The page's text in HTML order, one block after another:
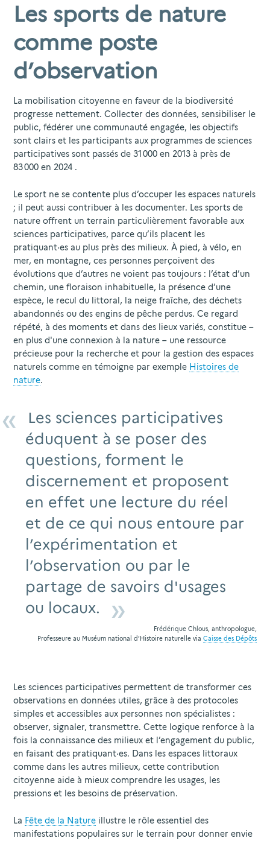
Les sports de nature
comme poste
d’observation
La mobilisation citoyenne en faveur de la biodiversité
progresse nettement. Collecter des données, sensibiliser le
public, fédérer une communauté engagée, les objectifs
sont clairs et les participants aux programmes de sciences
participatives sont passés de 31 000 en 2013 à près de
83 000 en 2024 .
Le sport ne se contente plus d’occuper les espaces naturels
; il peut aussi contribuer à les documenter. Les sports de
nature offrent un terrain particulièrement favorable aux
sciences participatives, parce qu’ils placent les
pratiquant·es au plus près des milieux. À pied, à vélo, en
mer, en montagne, ces personnes perçoivent des
évolutions que d’autres ne voient pas toujours : l’état d’un
chemin, une floraison inhabituelle, la présence d’une
espèce, le recul du littoral, la neige fraîche, des déchets
abandonnés ou des engins de pêche perdus. Ce regard
répété, à des moments et dans des lieux variés, constitue –
en plus d'une connexion à la nature – une ressource
précieuse pour la recherche et pour la gestion des espaces
naturels comme en témoigne par exemple Histoires de
nature.
Les sciences participatives
éduquent à se poser des
questions, forment le
discernement et proposent
en effet une lecture du réel
et de ce qui nous entoure par
l’expérimentation et
l’observation ou par le
partage de savoirs d'usages
ou locaux.
Frédérique Chlous, anthropologue,
Professeure au Muséum national d’Histoire naturelle via Caisse des Dépôts
Les sciences participatives permettent de transformer ces
observations en données utiles, grâce à des protocoles
simples et accessibles aux personnes non spécialistes :
observer, signaler, transmettre. Cette logique renforce à la
fois la connaissance des milieux et l’engagement du public,
en faisant des pratiquant·es. Dans les espaces littoraux
comme dans les autres milieux, cette contribution
citoyenne aide à mieux comprendre les usages, les
pressions et les besoins de préservation.
La Fête de la Nature illustre le rôle essentiel des
manifestations populaires sur le terrain pour donner envie